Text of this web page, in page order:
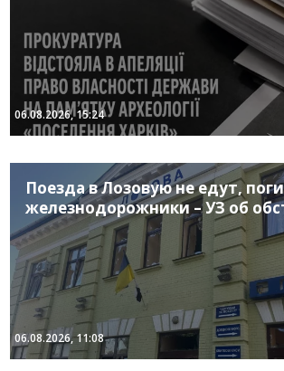
06.08.2026, 15:24
Поезда в Лозовую не едут,
железнодорожники – УЗ об
06.08.2026, 11:08